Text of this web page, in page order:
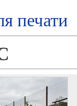
печати